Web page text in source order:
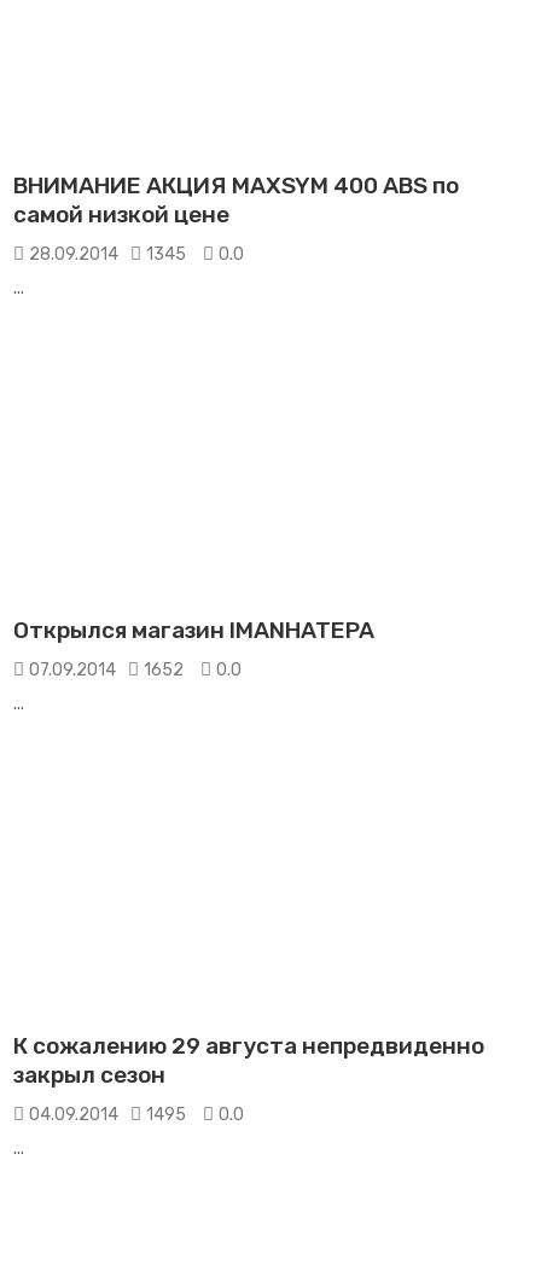
ВНИМАНИЕ АКЦИЯ MAXSYM 400 ABS по
самой низкой цене
28.09.2014 1345
0.0
...
Открылся магазин IMANHATEPA
07.09.2014 1652
0.0
...
К сожалению 29 августа непредвиденно
закрыл сезон
04.09.2014 1495
0.0
...